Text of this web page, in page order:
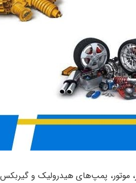
موتور، پمپ‌های هیدرولیک و